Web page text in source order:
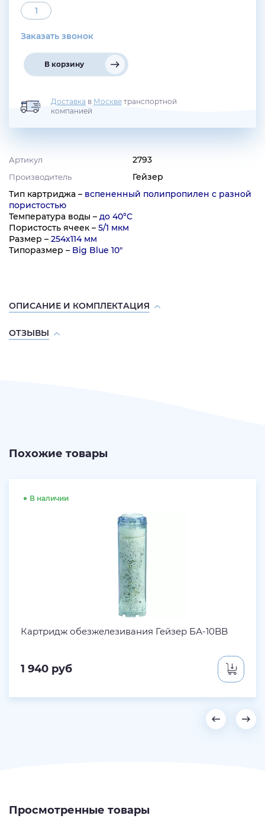
Артикул 2793
Производитель
Гейзер
Тип картриджа – вспененный полипропилен с разной
пористостью
Температура воды – до 40°C
Пористость ячеек – 5/1 мкм
Размер – 254х114 мм
Типоразмер – Big Blue 10"
Заказать звонок
В корзину
Доставка в Москве транспортной
компанией
ОПИСАНИЕ И КОМПЛЕКТАЦИЯ
ОТЗЫВЫ
Похожие товары
В наличии
Картридж обезжелезивания Гейзер БА-10BB
1 940 руб
Просмотренные товары